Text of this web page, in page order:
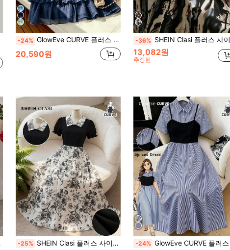
-24% GlowEve CURVE 플러스 사이즈 여성용 브이넥 레이어드 러플 메쉬 드레스, 라이트 블루 우아한 드레스, 스카이 블루 드레스, 레이어드 러플 드레스, 크루즈 드레스, 오션 드레스, 스카이 블루 여성용 드레스, 플리츠 드레스, 라이트 블루 드레스, 여성용 우아한
20,590원
-36% SHEIN Clasi 플러스 사이즈 우아한 벨트형 전체 프린트 미디 드레스 출퇴근용
13,082원
추정된
-25% SHEIN Clasi 플러스 사이즈 여성 우아하고 세련된 플로럴 패치워크 드레스 -24% GlowEve CURVE 플러스 사이즈 여성용 봄/여름 블루 스트라이프 패치워크 블랙 캐미솔 민소매 셔츠 칼라 반팔 허리 쉐이핑 A라인 캐주얼 드레스, 일상, 우아함, 레저, 휴가, 직장, 해변, 휴일, 파티, 결혼식, 학생에게 적합